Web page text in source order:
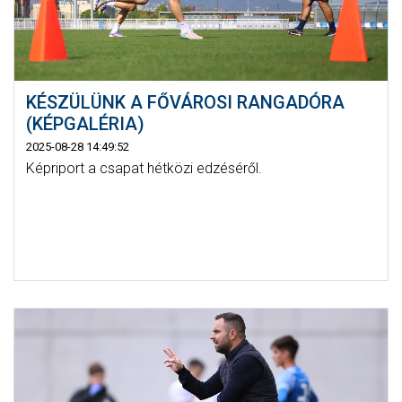
KÉSZÜLÜNK A FŐVÁROSI RANGADÓRA
(KÉPGALÉRIA)
2025-08-28 14:49:52
Képriport a csapat hétközi edzéséről.